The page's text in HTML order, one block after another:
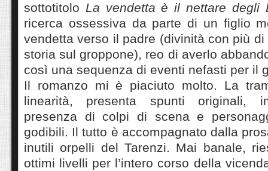
sottotitolo La vendetta è il nettare degli
ricerca ossessiva da parte di un figlio
vendetta verso il padre (divinità con più
storia sul groppone), reo di averlo
così una sequenza di eventi nefasti per il
Il romanzo mi è piaciuto molto. La
linearità, presenta spunti originali,
presenza di colpi di scena e
godibili. Il tutto è accompagnato dalla
inutili orpelli del Tarenzi. Mai banale,
ottimi livelli per l’intero corso della